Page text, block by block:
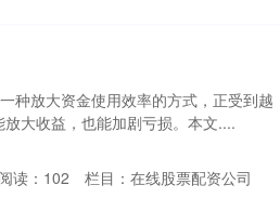
种放大资金使用效率的方式，正受到越
大收益，也能加剧亏损。本文....
阅读： 102 栏目： 在线股票配资公司